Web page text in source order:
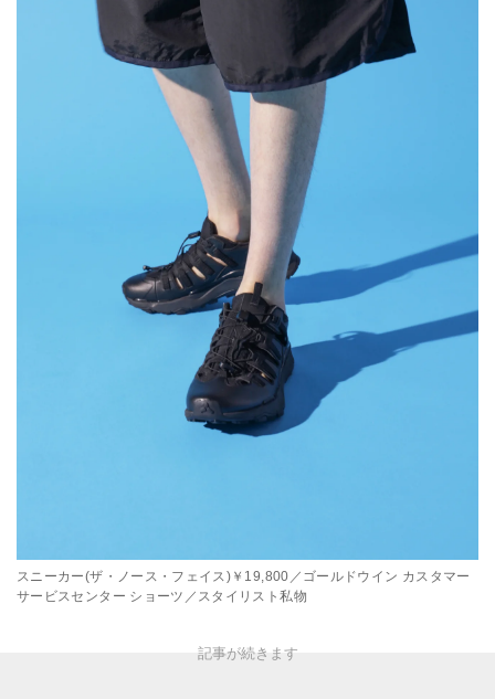
スニーカー(ザ・ノース・フェイス)￥19,800／ゴールドウイン カスタマー
サービスセンター ショーツ／スタイリスト私物